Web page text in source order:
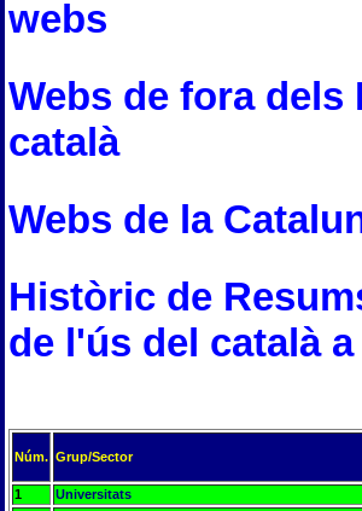
webs
Webs de fora dels
català
Webs de la
Històric de
de l'ús del català
Núm. Grup/Sector
1
Universitats